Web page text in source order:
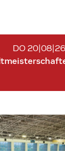
DO 20|08|26